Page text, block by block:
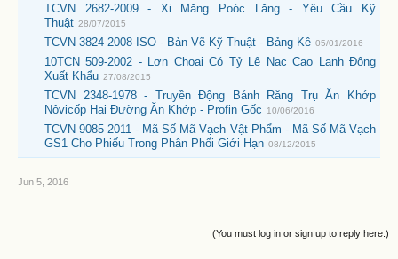
TCVN 2682-2009 - Xi Măng Poóc Lăng - Yêu Cầu Kỹ
Thuật 28/07/2015
TCVN 3824-2008-ISO - Bản Vẽ Kỹ Thuật - Bảng Kê 05/01/2016
10TCN 509-2002 - Lợn Choai Có Tỷ Lệ Nạc Cao Lạnh Đông
Xuất Khẩu 27/08/2015
TCVN 2348-1978 - Truyền Động Bánh Răng Trụ Ăn Khớp
Nôvicốp Hai Đường Ăn Khớp - Profin Gốc
10/06/2016
TCVN 9085-2011 - Mã Số Mã Vạch Vật Phẩm - Mã Số Mã Vạch
GS1 Cho Phiếu Trong Phân Phối Giới Hạn 08/12/2015
Jun 5, 2016
(You must log in or sign up to reply here.)